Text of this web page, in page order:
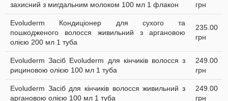
захисний з мигдальним молоком 100 мл 1 флакон
грн
Evoluderm Кондиціонер для сухого та
пошкодженого волосся живильний з аргановою
олією 200 мл 1 туба
235.00
грн
Evoluderm Засіб Evoluderm для кінчиків волосся з
рициновою олією 100 мл 1 туба
249.00
грн
Evoluderm Засіб для кінчиків волосся живильний з
аргановою олією 100 мл 1 туба
249.00
грн